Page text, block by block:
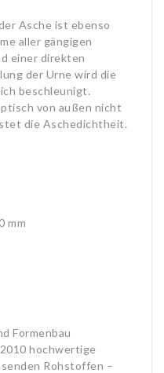
Asche ist ebenso
aller gängigen
einer direkten
der Urne wird die
beschleunigt.
von außen nicht
die Aschedichtheit.
mm
Formenbau
hochwertige
Rohstoffen –